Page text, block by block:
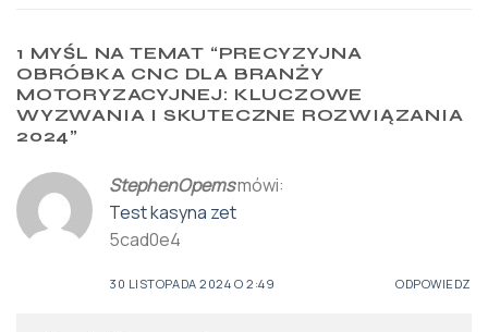
1 MYŚL NA TEMAT “PRECYZYJNA
OBRÓBKA CNC DLA BRANŻY
MOTORYZACYJNEJ: KLUCZOWE
WYZWANIA I SKUTECZNE ROZWIĄZANIA
2024”
StephenOpemsmówi:
Test kasyna zet
5cad0e4
30 LISTOPADA 2024 O 2:49 ODPOWIEDZ